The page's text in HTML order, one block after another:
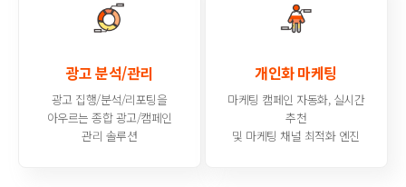
광고 분석/관리
광고 집행/분석/리포팅을
아우르는 종합 광고/캠페인
관리 솔루션
개인화 마케팅
마케팅 캠페인 자동화, 실시간
추천
및 마케팅 채널 최적화 엔진